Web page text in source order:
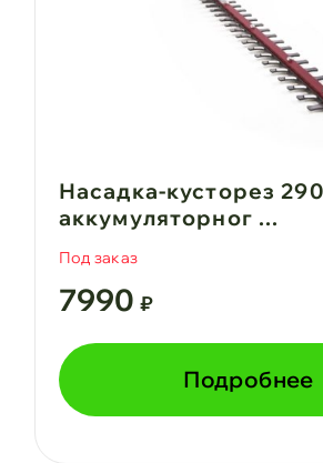
Насадка-кусторез
аккумуляторног ...
Под заказ
7990 ₽
Подробнее